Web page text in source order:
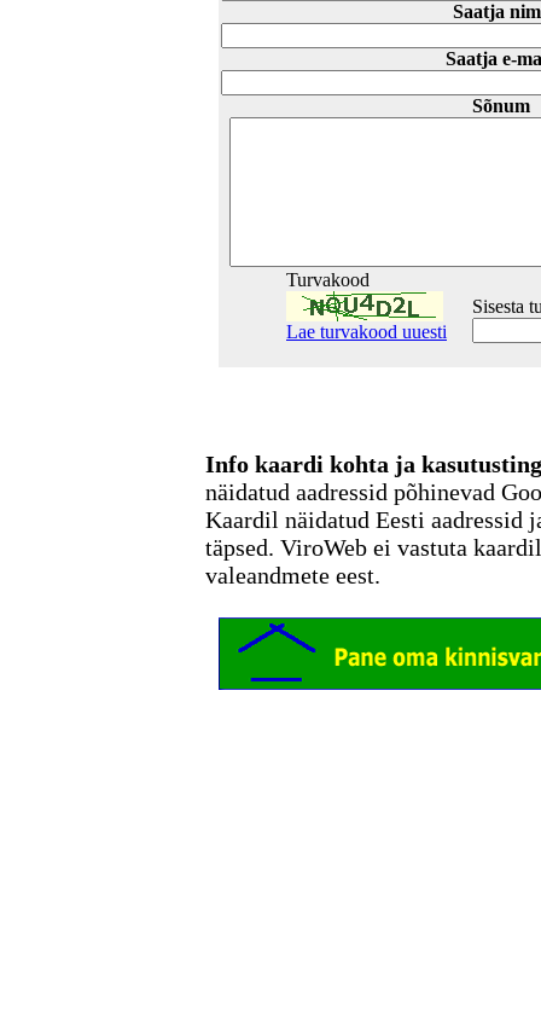
Saatja
Saatja e-
Sõnum
Turvakood
Lae turvakood uuesti
Sisesta
Info kaardi kohta ja
näidatud aadressid põhinevad
Kaardil näidatud Eesti aadressid
täpsed. ViroWeb ei vastuta
valeandmete eest.